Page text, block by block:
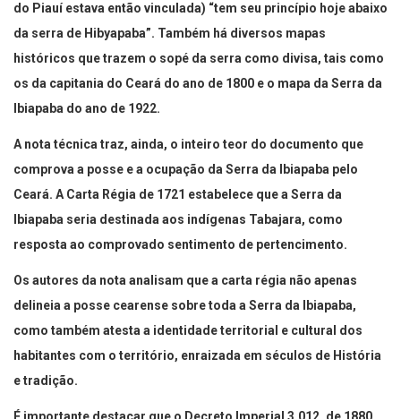
do Piauí estava então vinculada) “tem seu princípio hoje abaixo
da serra de Hibyapaba”. Também há diversos mapas
históricos que trazem o sopé da serra como divisa, tais como
os da capitania do Ceará do ano de 1800 e o mapa da Serra da
Ibiapaba do ano de 1922.
A nota técnica traz, ainda, o inteiro teor do documento que
comprova a posse e a ocupação da Serra da Ibiapaba pelo
Ceará. A Carta Régia de 1721 estabelece que a Serra da
Ibiapaba seria destinada aos indígenas Tabajara, como
resposta ao comprovado sentimento de pertencimento.
Os autores da nota analisam que a carta régia não apenas
delineia a posse cearense sobre toda a Serra da Ibiapaba,
como também atesta a identidade territorial e cultural dos
habitantes com o território, enraizada em séculos de História
e tradição.